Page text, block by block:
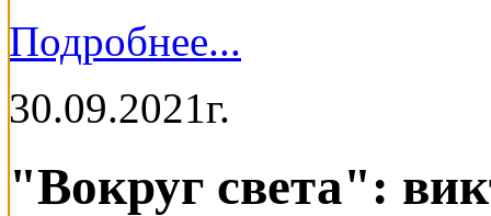
Подробнее...
30.09.2021г.
"Вокруг света":